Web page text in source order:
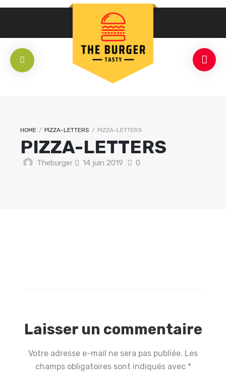
HOME / PIZZA-LETTERS / PIZZA-LETTERS
PIZZA-LETTERS
Theburger 14 juin 2019 0
Laisser un commentaire
Votre adresse e-mail ne sera pas publiée. Les
champs obligatoires sont indiqués avec *